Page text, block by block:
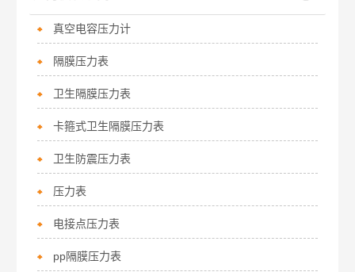
真空电容压力计
隔膜压力表
卫生隔膜压力表
卡箍式卫生隔膜压力表
卫生防震压力表
压力表
电接点压力表
pp隔膜压力表